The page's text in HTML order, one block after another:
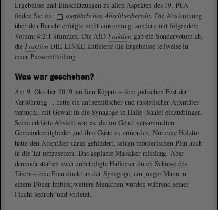
Ergebnisse und Einschätzungen zu allen Aspekten des 19. PUA
finden Sie im
ausführlichen Abschlussbericht. Die Abstimmung
über den Bericht erfolgte nicht einstimmig, sondern mit folgendem
Votum: 4:2:1 Stimmen. Die AfD-Fraktion gab ein Sondervotum ab,
die Fraktion DIE LINKE kritisierte die Ergebnisse teilweise in
einer Pressemitteilung.
Was war geschehen?
Am 9. Oktober 2019, an Jom Kippur – dem jüdischen Fest der
Versöhnung –, hatte ein antisemitischer und rassistischer Attentäter
versucht, mit Gewalt in die Synagoge in Halle (Saale) einzudringen.
Seine erklärte Absicht war es, die im Gebet versammelten
Gemeindemitglieder und ihre Gäste zu ermorden. Nur eine Holztür
hatte den Attentäter daran gehindert, seinen mörderischen Plan auch
in die Tat umzusetzen. Das geplante Massaker misslang. Aber
dennoch starben zwei unbeteiligte Hallenser durch Schüsse des
Täters – eine Frau direkt an der Synagoge, ein junger Mann in
einem Döner-Imbiss; weitere Menschen wurden während seiner
Flucht bedroht und verletzt.